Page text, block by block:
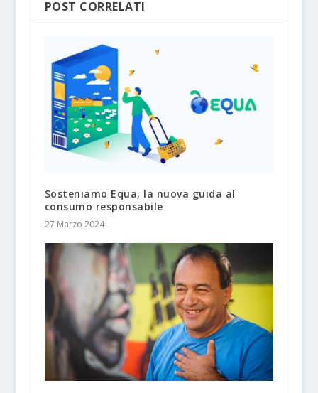
POST CORRELATI
Sosteniamo Equa, la nuova guida al
consumo responsabile
27 Marzo 2024